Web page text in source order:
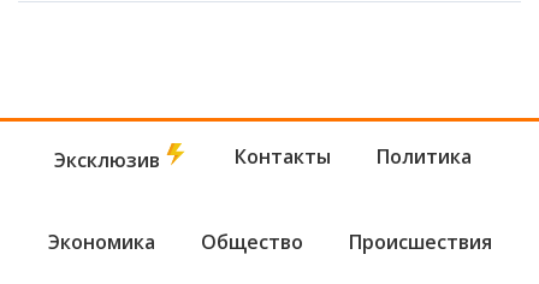
Эксклюзив Контакты Политика
Экономика Общество Происшествия